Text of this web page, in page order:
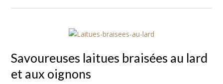
Savoureuses laitues braisées au lard
et aux oignons